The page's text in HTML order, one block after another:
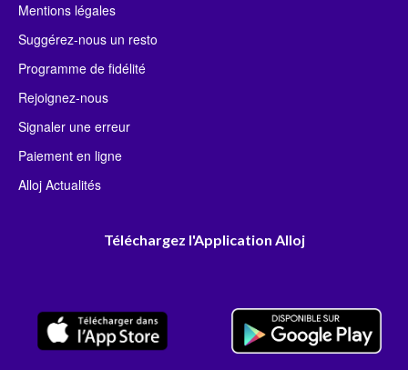
Mentions légales
Suggérez-nous un resto
Programme de fidélité
Rejoignez-nous
Signaler une erreur
Paiement en ligne
Alloj Actualités
Téléchargez l'Application Alloj